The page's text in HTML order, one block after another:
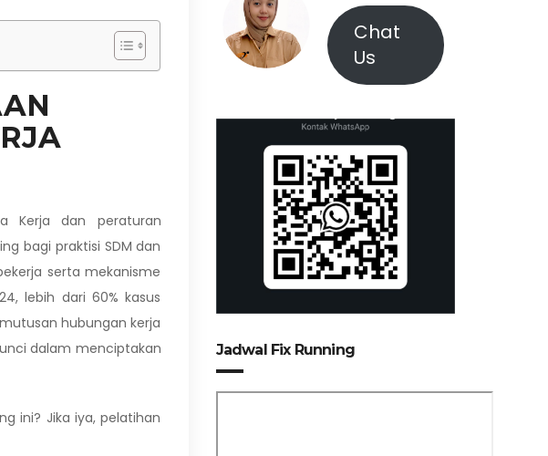
Kerja dan peraturan
bagi praktisi SDM dan
serta mekanisme
lebih dari 60% kasus
hubungan kerja
dalam menciptakan
ini? Jika iya, pelatihan
Chat
Us
Jadwal Fix Running